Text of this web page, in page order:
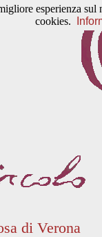
di Verona
esperienza
cookies.